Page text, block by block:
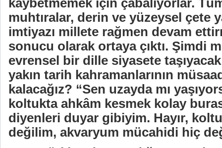
kaybetmemek için çabalıyorlar.
muhtıralar, derin ve yüzeysel çete
imtiyazı millete rağmen devam
sonucu olarak ortaya çıktı. Şimdi
evrensel bir dille siyasete taşıyacak
yakın tarih kahramanlarının
kalacağız? “Sen uzayda mı
koltukta ahkâm kesmek kolay
diyenleri duyar gibiyim. Hayır,
değilim, akvaryum mücahidi hiç